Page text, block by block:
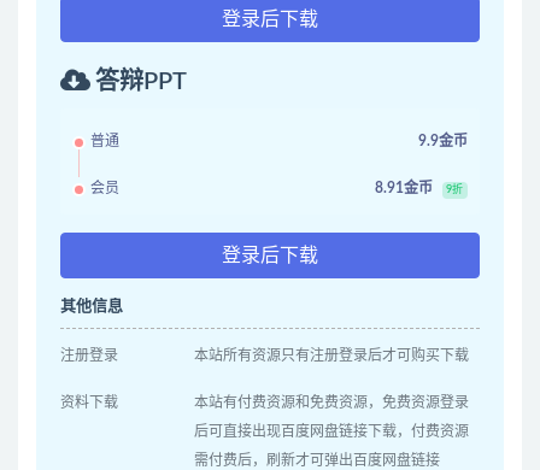
登录后下载
答辩PPT
普通 9.9金币
会员 8.91金币 9折
登录后下载
其他信息
注册登录 本站所有资源只有注册登录后才可购买下载
资料下载
本站有付费资源和免费资源，免费资源登录
后可直接出现百度网盘链接下载，付费资源
需付费后，刷新才可弹出百度网盘链接